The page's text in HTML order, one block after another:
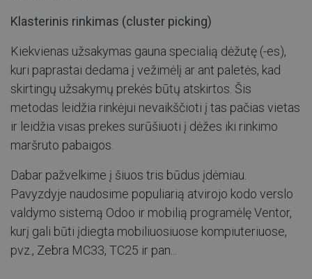
Klasterinis rinkimas (cluster picking)
Kiekvienas užsakymas gauna specialią dėžutę (-es),
kuri paprastai dedama į vežimėlį ar ant paletės, kad
skirtingų užsakymų prekės būtų atskirtos. Šis
metodas leidžia rinkėjui nevaikščioti į tas pačias vietas
ir leidžia visas prekes surūšiuoti į dėžes iki rinkimo
maršruto pabaigos.
Dabar pažvelkime į šiuos tris būdus įdėmiau.
Pavyzdyje naudosime populiarią atvirojo kodo verslo
valdymo sistemą Odoo ir mobilią programėlęVentor,
kurį gali būti įdiegta mobiliuosiuose kompiuteriuose,
pvz., Zebra MC33, TC25 ir pan...